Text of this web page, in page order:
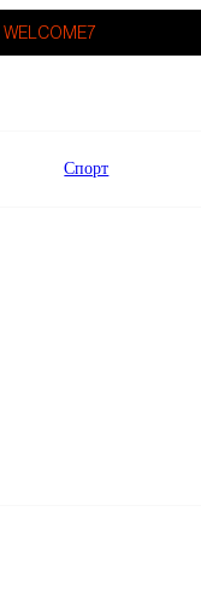
WELCOME7
Спорт